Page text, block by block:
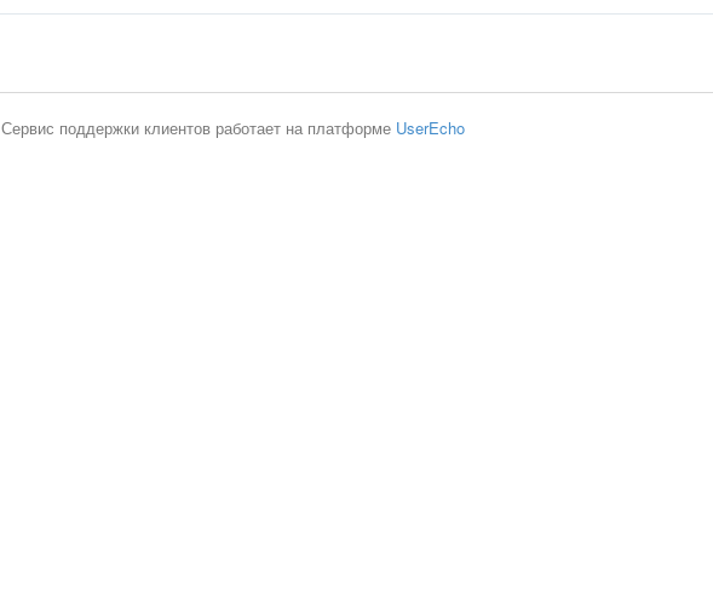
Сервис поддержки клиентов работает на платформе UserEcho